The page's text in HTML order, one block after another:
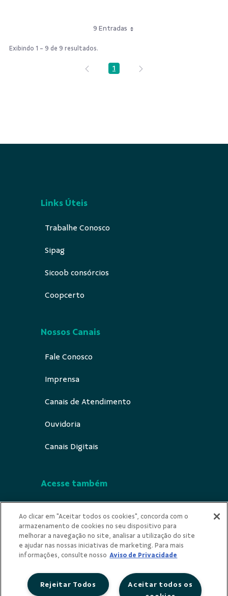
9 Entradas
Exibindo 1 - 9 de 9 resultados.
Página
1
Links Úteis
Trabalhe Conosco
Sipag
Sicoob consórcios
Coopcerto
Nossos Canais
Fale Conosco
Imprensa
Canais de Atendimento
Ouvidoria
Canais Digitais
Acesse também
Indícios de Ilicitude
Privacidade
Ao clicar em "Aceitar todos os cookies", concorda com o
armazenamento de cookies no seu dispositivo para
melhorar a navegação no site, analisar a utilização do site
e ajudar nas nossas iniciativas de marketing. Para mais
informações, consulte nosso Aviso de Privacidade
Aceitar todos os
Rejeitar Todos